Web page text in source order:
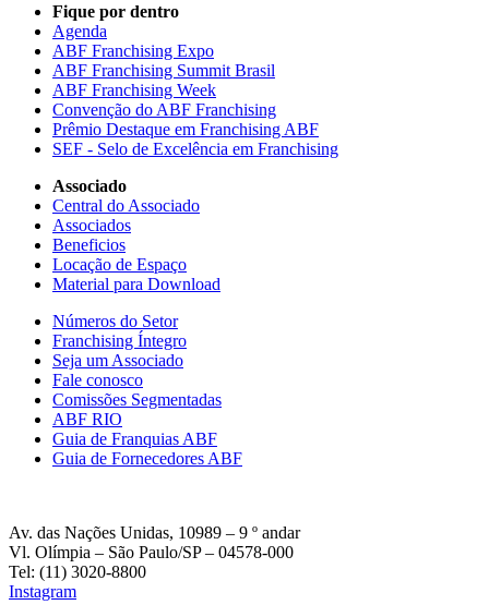
Fique por dentro
Agenda
ABF Franchising Expo
ABF Franchising Summit Brasil
ABF Franchising Week
Convenção do ABF Franchising
Prêmio Destaque em Franchising ABF
SEF - Selo de Excelência em Franchising
Associado
Central do Associado
Associados
Beneficios
Locação de Espaço
Material para Download
Números do Setor
Franchising Íntegro
Seja um Associado
Fale conosco
Comissões Segmentadas
ABF RIO
Guia de Franquias ABF
Guia de Fornecedores ABF
Av. das Nações Unidas, 10989 – 9 º andar
Vl. Olímpia – São Paulo/SP – 04578-000
Tel: (11) 3020-8800
Instagram